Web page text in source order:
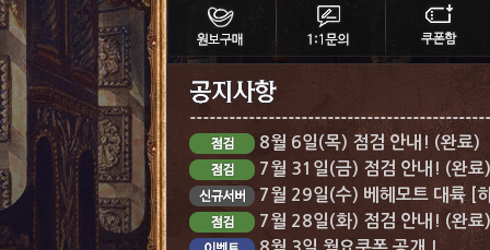
8월 6일(목) 점검 안내! (완료)
7월 31일(금) 점검 안내! (완료)
7월 29일(수) 베헤모트 대륙 [
7월 28일(화) 점검 안내! (완료)